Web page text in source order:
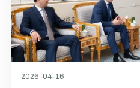
2026-04-16